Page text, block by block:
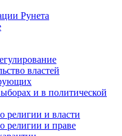
Рунета
властей
и в политической
религии и власти
религии и праве